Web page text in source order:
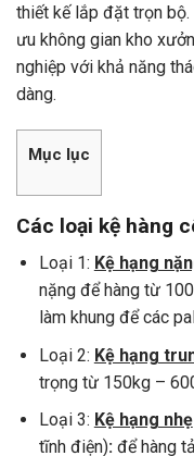
thiết kế lắp đặt trọn
ưu không gian kho
nghiệp với khả năng
dàng.
Mục lục
Các loại kệ hàng
Loại 1: Kệ hạng
nặng để hàng từ
làm khung để các
Loại 2: Kệ hạng
trọng từ 150kg –
Loại 3: Kệ hạng nhẹ
tĩnh điện):để hàng